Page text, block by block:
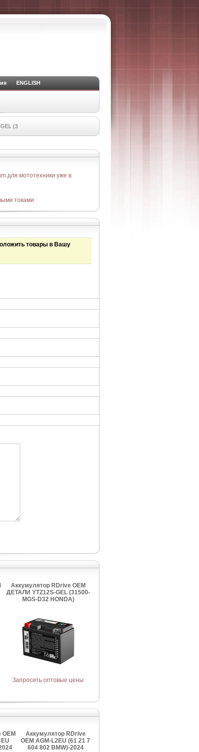
ENGLISH
(3
для мототехники уже в
токами
товары в Вашу
Аккумулятор RDrive OEM
ДЕТАЛИ YTZ12S-GEL (31500-
MGS-D32 HONDA)
Запросить оптовые цены
Аккумулятор RDrive
OEM AGM-L2EU (61 21 7
604 802 BMW)-2024